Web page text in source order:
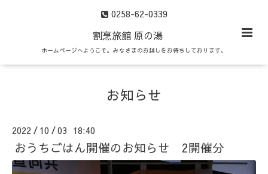
0258-62-0339
割烹旅館 原の湯
ホームページへようこそ。みなさまのお越しをお待ちしております。
お知らせ
2022 / 10 /03 18:40
おうちごはん開催のお知らせ 2開催分